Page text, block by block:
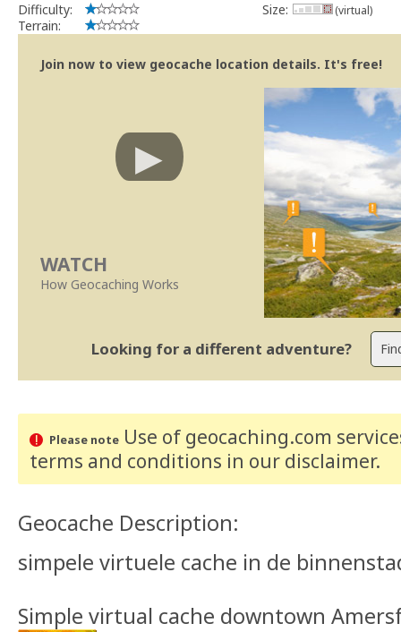
Difficulty:
Terrain:
Size: (virtual)
Join now to view geocache location details. It's free!
WATCH
How Geocaching Works
Looking for a different adventure?
Please noteUse of geocaching.com
terms and conditions in our disclaimer.
Geocache Description:
simpele virtuele cache in de
Simple virtual cache downtown